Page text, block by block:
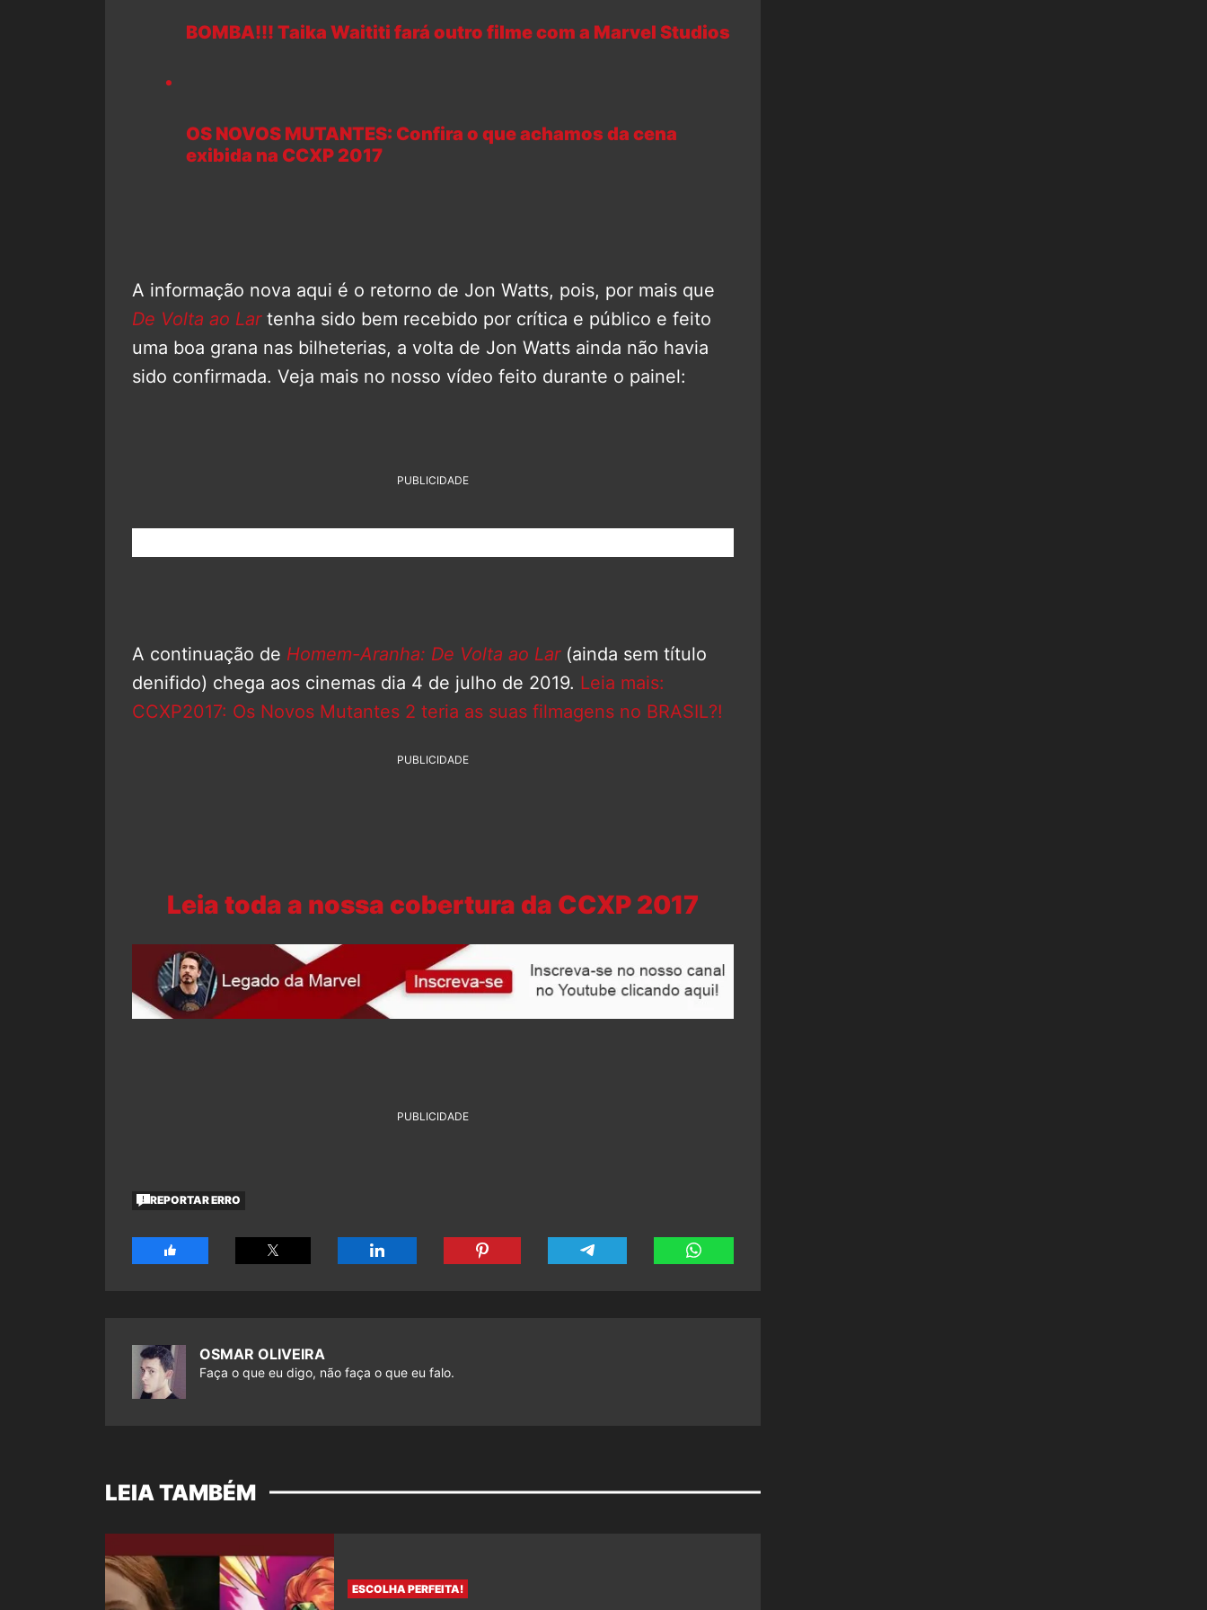
BOMBA!!! Taika Waititi fará outro filme com a Marvel Studios
OS NOVOS MUTANTES: Confira o que achamos da cena
exibida na CCXP 2017
A informação nova aqui é o retorno de Jon Watts, pois, por mais que
De Volta ao Lartenha sido bem recebido por crítica e público e feito
uma boa grana nas bilheterias, a volta de Jon Watts ainda não havia
sido confirmada. Veja mais no nosso vídeo feito durante o painel:
PUBLICIDADE
A continuação de Homem-Aranha: De Volta ao Lar(ainda sem título
denifido) chega aos cinemas dia 4 de julho de 2019. Leia mais:
CCXP2017: Os Novos Mutantes 2 teria as suas filmagens no BRASIL?!
PUBLICIDADE
Leia toda a nossa cobertura da CCXP 2017
PUBLICIDADE
REPORTAR ERRO
OSMAR OLIVEIRA
Faça o que eu digo, não faça o que eu falo.
LEIA TAMBÉM
ESCOLHA PERFEITA!